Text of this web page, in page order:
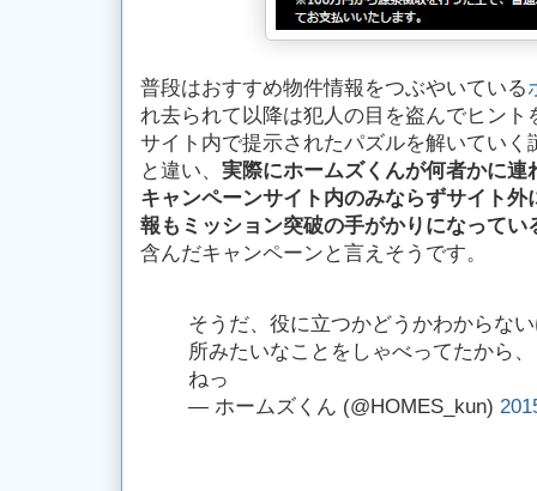
普段はおすすめ物件情報をつぶやいている
れ去られて以降は犯人の目を盗んでヒン
サイト内で提示されたパズルを解いていく
と違い、 実際にホームズくんが何者かに
キャンペーンサイト内のみならずサイト
報もミッション突破の手がかりになってい
含んだキャンペーンと言えそうです。
そうだ、役に立つかどうかわからな
所みたいなことをしゃべってたから
ねっ
— ホームズくん (@HOMES_kun)